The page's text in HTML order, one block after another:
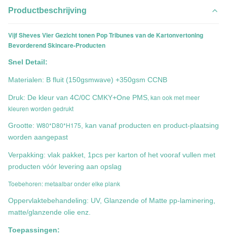
Productbeschrijving
Vijf Sheves Vier Gezicht tonen Pop Tribunes van de Kartonvertoning
Bevorderend Skincare-Producten
Snel Detail:
Materialen: B fluit (150gsmwave) +350gsm CCNB
Druk: De kleur van 4C/0C CMKY+One PMS, kan ook met meer
kleuren worden gedrukt
Grootte: W80*D80*H175 , kan vanaf producten en product-plaatsing
worden aangepast
Verpakking: vlak pakket, 1pcs per karton of het vooraf vullen met
producten vóór levering aan opslag
Toebehoren: metaalbar onder elke plank
Oppervlaktebehandeling: UV, Glanzende of Matte pp-laminering,
matte/glanzende olie enz.
Toepassingen: